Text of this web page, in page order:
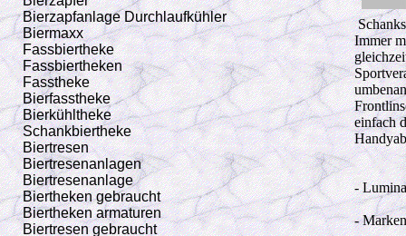
Bierzapfanlage Durchlaufkühler
Biermaxx
Fassbiertheke
Fassbiertheken
Fasstheke
Bierfasstheke
Bierkühltheke
Schankbiertheke
Biertresen
Biertresenanlagen
Biertresenanlage
Biertheken gebraucht
Biertheken armaturen
Biertresen gebraucht
Immer
einfach
-
-